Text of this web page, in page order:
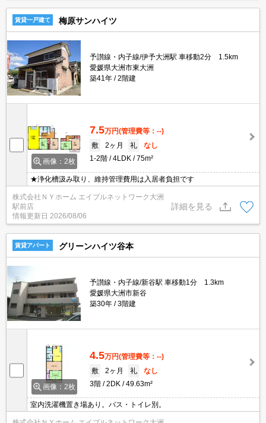
賃貸一戸建て 梅原サンハイツ
予讃線・内子線/伊予大洲駅 車移動2分 1.5km
愛媛県大洲市東大洲
築41年
2階建
画像：2枚
7.5万円(管理費等：--)
敷
2ヶ月 礼
なし
1-2階
4LDK 75m²
★浄化槽汲み取り、維持管理費用は入居者負担です
株式会社ＮＹホーム エイブルネットワーク大洲
駅前店
情報更新日 2026/08/06
詳細を見る
賃貸アパート グリーンハイツ谷本
予讃線・内子線/新谷駅 車移動1分 1.3km
愛媛県大洲市新谷
築30年
3階建
画像：2枚
4.5万円(管理費等：--)
敷
2ヶ月 礼
なし
3階
2DK 49.63m²
室内洗濯機置き場あり。バス・トイレ別。